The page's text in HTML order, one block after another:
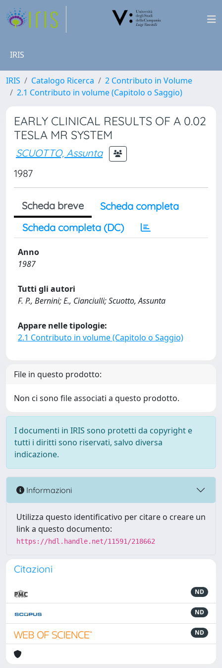
IRIS
IRIS Catalogo Ricerca
2 Contributo in Volume
2.1 Contributo in volume (Capitolo o Saggio)
EARLY CLINICAL RESULTS OF A 0.02
TESLA MR SYSTEM
SCUOTTO, Assunta
1987
Scheda breve
Scheda completa
Scheda completa (DC)
Anno
1987
Tutti gli autori
F. P., Bernini; E., Cianciulli; Scuotto, Assunta
Appare nelle tipologie:
2.1 Contributo in volume (Capitolo o Saggio)
File in questo prodotto:
Non ci sono file associati a questo prodotto.
I documenti in IRIS sono protetti da copyright e
tutti i diritti sono riservati, salvo diversa
indicazione.
Informazioni
Utilizza questo identificativo per citare o creare un
link a questo documento:
https://hdl.handle.net/11591/218662
Citazioni
ND
ND
ND